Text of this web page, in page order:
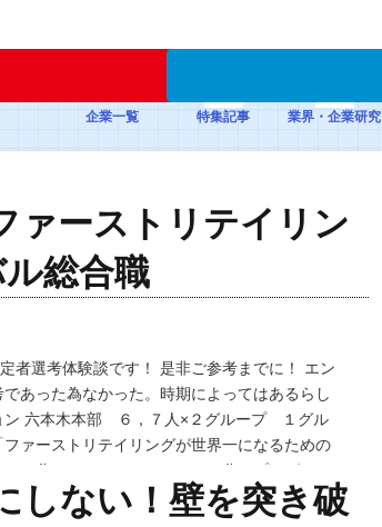
企業一覧 特集記事 業界・企業研究
ァーストリテイリン
総合職
者選考体験談です！ 是非ご参考までに！ エン
あった為なかった。時期によってはあるらし
ン 六本木本部 ６，７人×２グループ １グル
ァーストリテイリングが世界一になるための
５分、ディスカッション２０分、プレゼン１
しない！壁を突き破